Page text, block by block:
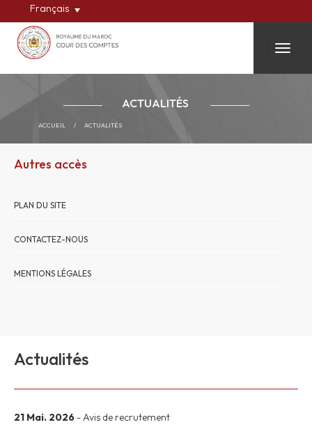
Français
ACTUALITÉS
ACCUEIL / ACTUALITÉS
Autres accès
PLAN DU SITE
CONTACTEZ-NOUS
MENTIONS LÉGALES
Actualités
21 Mai. 2026 - Avis de recrutement